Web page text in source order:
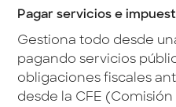
Pagar servicios e
Gestiona todo desde
pagando servicios
obligaciones fiscales
desde la CFE